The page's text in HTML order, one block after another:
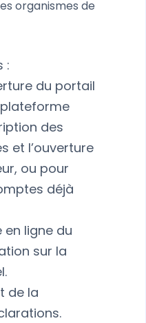
organismes de
:
du portail
des
et l’ouverture
ou pour
déjà
en ligne du
sur la
de la